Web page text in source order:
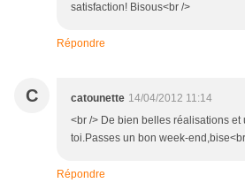
satisfaction! Bisous<br />
Répondre
C catounette 14/04/2012 11:14
<br /> De bien belles réalisations
toi.Passes un bon week-
Répondre